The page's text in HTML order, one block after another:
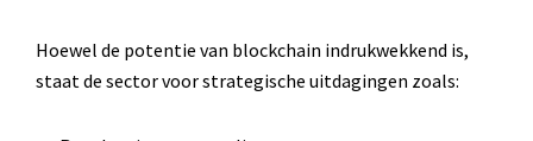
Hoewel de potentie van blockchain indrukwekkend is,
staat de sector voor strategische uitdagingen zoals: